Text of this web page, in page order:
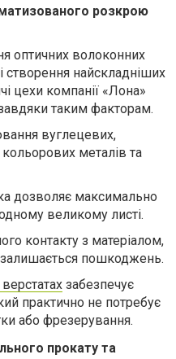
розкрою
оптичних волоконних
створення найскладніших
цехи компанії «Лона»
таким факторам.
вуглецевих,
металів та
дозволяє максимально
великому листі.
контакту з матеріалом,
пошкоджень.
забезпечує
практично не потребує
або фрезерування.
прокату та